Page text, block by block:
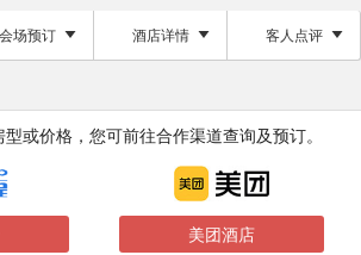
会场预订 酒店详情 客人点评
或价格，您可前往合作渠道查询及预订。
美团酒店